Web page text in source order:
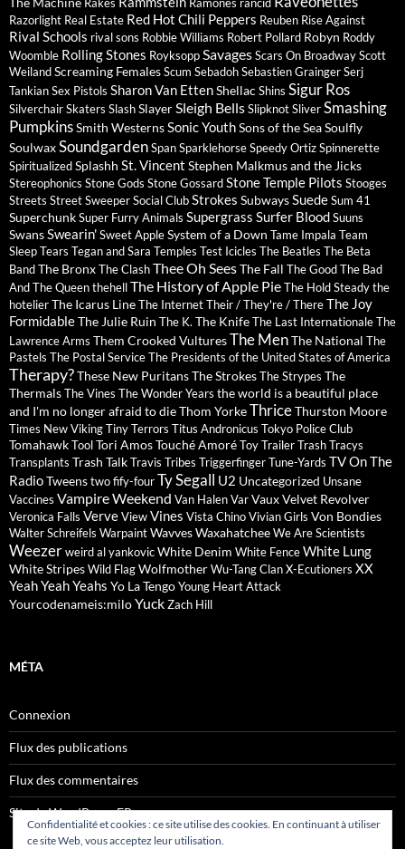
Razorlight Real Estate Red Hot Chili Peppers Reuben Rise Against
Rival Schools rival sons Robbie Williams Robert Pollard Robyn Roddy
Woomble Rolling Stones RoyksoppSavagesScars On BroadwayScott
WeilandScreaming FemalesScum SebadohSebastien GraingerSerj
TankianSex Pistols Sharon Van EttenShellac Shins Sigur Ros
SilverchairSkaters SlashSlayerSleigh BellsSlipknotSliverSmashing
PumpkinsSmith WesternsSonic YouthSons of the SeaSoulfly
SoulwaxSoundgardenSpanSparklehorseSpeedy OrtizSpinnerette
SpiritualizedSplashh St. Vincent Stephen Malkmus and the Jicks
Stereophonics Stone Gods Stone GossardStone Temple Pilots Stooges
Streets Street Sweeper Social ClubStrokes SubwaysSuedeSum 41
SuperchunkSuper Furry Animals Supergrass Surfer BloodSuuns
SwansSwearin'Sweet AppleSystem of a Down Tame Impala Team
SleepTears Tegan and Sara Temples Test Icicles The Beatles The Beta
BandThe BronxThe ClashThee Oh SeesThe Fall The Good The Bad
And The QueenthehellThe History of Apple PieThe Hold Steadythe
hotelierThe Icarus LineThe InternetTheir / They're / ThereThe Joy
FormidableThe Julie Ruin The K. The KnifeThe Last InternationaleThe
Lawrence Arms Them Crooked VulturesThe MenThe National The
Pastels The Postal ServiceThe Presidents of the United States of America
Therapy?These New PuritansThe StrokesThe Strypes The
ThermalsThe Vines The Wonder Years the world is a beautiful place
and I'm no longer afraid to dieThom YorkeThriceThurston Moore
Times New VikingTiny Terrors Titus Andronicus Tokyo Police Club
TomahawkToolTori AmosTouché AmoréToyTrailer Trash Tracys
Transplants Trash TalkTravis Tribes TriggerfingerTune-Yards TV On The
RadioTweenstwo fify-fourTy Segall U2 Uncategorized Unsane
Vaccines Vampire Weekend Van HalenVarVauxVelvet Revolver
Veronica Falls VerveViewVines Vista ChinoVivian Girls Von Bondies
Walter Schreifels WarpaintWavvesWaxahatcheeWe Are Scientists
Weezerweird al yankovicWhite Denim White FenceWhite Lung
White StripesWild FlagWolfmotherWu-Tang ClanX-Ecutioners XX
Yeah Yeah Yeahs Yo La TengoYoung Heart Attack
Yourcodenameis:miloYuckZach Hill
MÉTA
Connexion
Flux des publications
Flux des commentaires
Site de WordPress-FR
Confidentialité et cookies : ce site utilise des cookies. En continuant à utiliser
ce site Web, vous acceptez leur utilisation.